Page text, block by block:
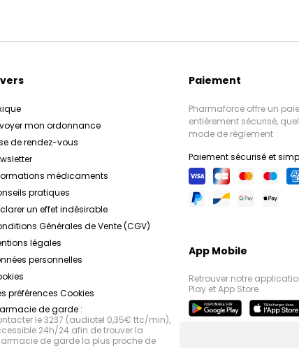
mon ordonnance
de rendez-vous
médicaments
pratiques
un effet indésirable
Générales de Vente (CGV)
légales
personnelles
préférences Cookies
de garde :
le 3237 (audiotel 0,35€ ttc/min),
24h/24 afin de trouver la
de garde la plus proche de
Paiement
Pharmaforce offre un
entièrement sécurisé,
mode de règlement
Paiement sécurisé et
App Mobile
Retrouver notre
Play et App Store